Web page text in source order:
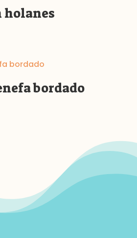
holanes
bordado